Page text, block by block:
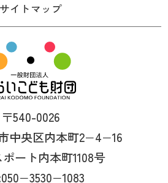
サイトマップ
〒540-0026
中央区内本町2−4−16
ート内本町1108号